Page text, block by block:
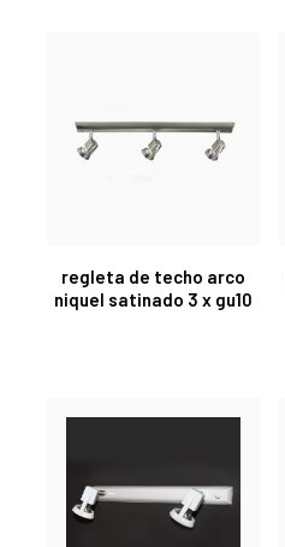
regleta de techo arco
niquel satinado 3 x gu10